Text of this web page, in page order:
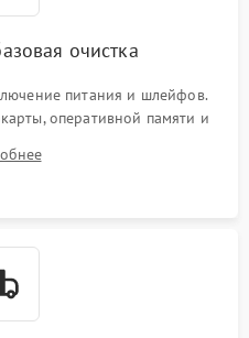
очистка
питания и шлейфов.
оперативной памяти и
и радиаторов от пыли
для предотвращения